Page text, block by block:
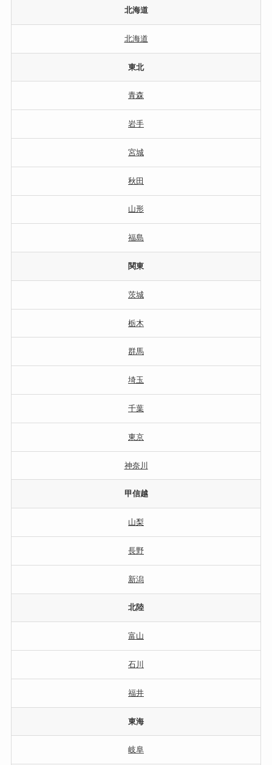
北海道
北海道
東北
青森
岩手
宮城
秋田
山形
福島
関東
茨城
栃木
群馬
埼玉
千葉
東京
神奈川
甲信越
山梨
長野
新潟
北陸
富山
石川
福井
東海
岐阜